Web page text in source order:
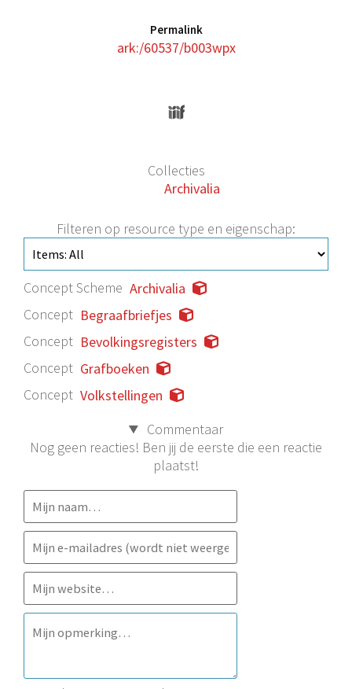
Permalink
ark:/60537/b003wpx
Collecties
Archivalia
Filteren op resource type en eigenschap:
Concept Scheme Archivalia
Concept Begraafbriefjes
Concept Bevolkingsregisters
Concept Grafboeken
Concept Volkstellingen
Commentaar
Nog geen reacties! Ben jij de eerste die een reactie
plaatst!